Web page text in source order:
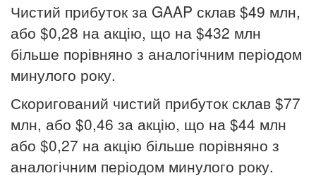
Чистий прибуток за GAAP склав $49 млн,
або $0,28 на акцію, що на $432 млн
більше порівняно з аналогічним періодом
минулого року.
Скоригований чистий прибуток склав $77
млн, або $0,46 за акцію, що на $44 млн
або $0,27 на акцію більше порівняно з
аналогічним періодом минулого року.